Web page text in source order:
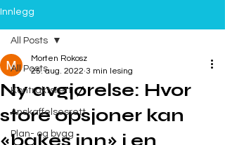
Innlegg
All Posts
Kontraktsrett
Anskaffelsesrett
Plan- og bygg
All Posts
Ny avgjørelse: Hvor
store opsjoner kan
«bakes inn» i en
Morten Rokosz
25. aug. 2022 3 min lesing